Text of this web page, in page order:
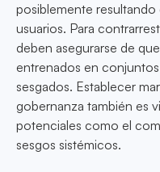
posiblemente resultando
usuarios. Para
deben asegurarse de
entrenados en
sesgados. Establecer
gobernanza también es
potenciales como el
sesgos sistémicos.